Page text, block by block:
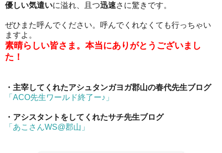
優しい気遣いに溢れ、且つ迅速さに驚きです。
ぜひまた呼んでください。呼んでくれなくても行っちゃい
ますよ。
素晴らしい皆さま。本当にありがとうございまし
た！
・主宰してくれたアシュタンガヨガ郡山の春代先生ブログ
「ACO先生ワールド終了ー♪」
・アシスタントをしてくれたサチ先生ブログ
「あこさんWS@郡山」